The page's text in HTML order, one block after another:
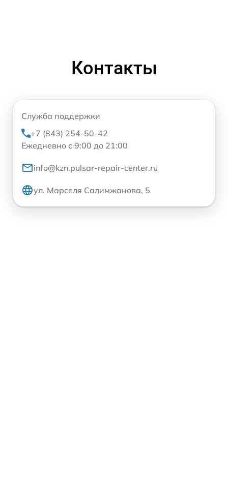
Контакты
Служба поддержки
+7 (843) 254-50-42
Ежедневно с 9:00 до 21:00
info@kzn.pulsar-repair-center.ru
ул. Марселя Салимжанова, 5